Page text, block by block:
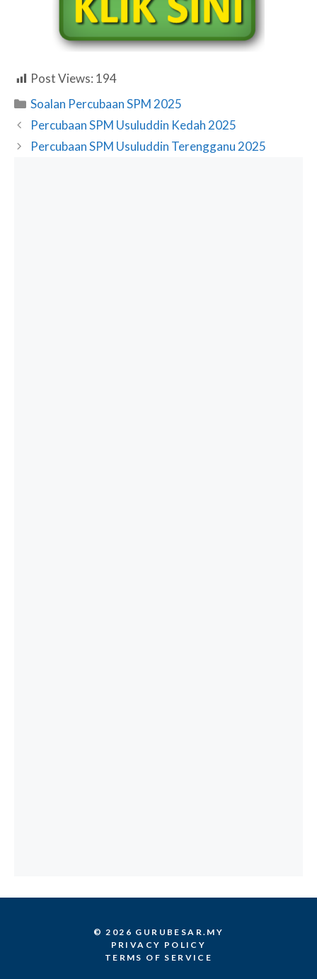
Post Views: 194
Categories
Soalan Percubaan SPM 2025
Percubaan SPM Usuluddin Kedah 2025
Percubaan SPM Usuluddin Terengganu 2025
© 2026 GURUBESAR.MY
PRIVACY POLICY
TERMS OF SERVICE